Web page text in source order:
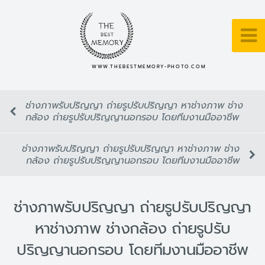
WWW.THEBESTMEMORY-PHOTO.COM
ช่างภาพรับปริญญา ถ่ายรูปรับปริญญา หาช่างภาพ ช่าง
กล้อง ถ่ายรูปรับปริญญานอกรอบ โดยทีมงานมืออาชีพ
ช่างภาพรับปริญญา ถ่ายรูปรับปริญญา หาช่างภาพ ช่าง
กล้อง ถ่ายรูปรับปริญญานอกรอบ โดยทีมงานมืออาชีพ
ช่างภาพรับปริญญา ถ่ายรูปรับปริญญา
หาช่างภาพ ช่างกล้อง ถ่ายรูปรับ
ปริญญานอกรอบ โดยทีมงานมืออาชีพ